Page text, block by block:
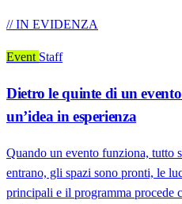
// IN EVIDENZA
Event Staff
Dietro le quinte di un
un’idea in esperienza
Quando un evento funziona, tutto
entrano, gli spazi sono pronti, le
principali e il programma procede